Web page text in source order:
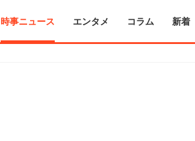
時事ニュース エンタメ コラム 新着